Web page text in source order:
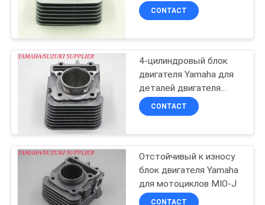
алюминиевым
материалом
CONTACT
4-цилиндровый блок
двигателя Yamaha для
деталей двигателя
скутера MIO-M3
CONTACT
Отстойчивый к износу
блок двигателя Yamaha
для мотоциклов MIO-J
CONTACT